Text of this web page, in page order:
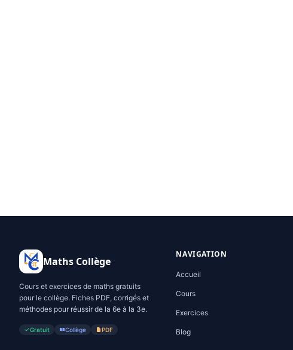
Maths Collège
Cours et exercices de maths gratuits
pour le collège. Fiches PDF, corrigés et
méthodes pour réussir de la 6e à la 3e.
Gratuit Collège PDF
NAVIGATION
Accueil
Cours
Exercices
Blog